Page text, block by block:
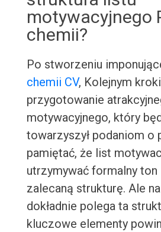
motywacyjnego
chemii?
Po stworzeniu
chemii CV, Kolejnym
przygotowanie
motywacyjnego, który
towarzyszył podaniom o
pamiętać, że list
utrzymywać formalny ton
zalecaną strukturę. Ale
dokładnie polega ta
kluczowe elementy